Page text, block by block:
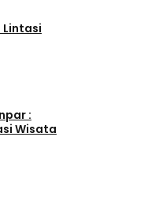
Lintasi
:
Wisata